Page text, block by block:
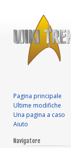
Pagina principale
Ultime modifiche
Una pagina a caso
Aiuto
Navigatore